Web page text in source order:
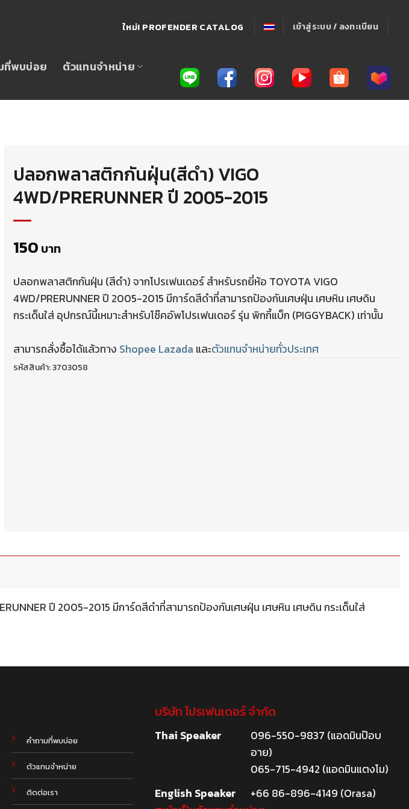
ใหม่! PROFENDER CATALOG เข้าสู่ระบบ / ลงทะเบียน
ที่พบบ่อย
ตัวแทนจำหน่าย
ปลอกพลาสติกกันฝุ่น(สีดำ) VIGO
4WD/PRERUNNER ปี 2005-2015
150 บาท
ปลอกพลาสติกกันฝุ่น (สีดำ) จากโปรเฟนเดอร์ สำหรับรถยี่ห้อ TOYOTA VIGO
4WD/PRERUNNER ปี 2005-2015 มีการ์ดสีดำที่สามารถป้องกันเศษฝุ่น เศษหิน เศษดิน
กระเด็นใส่ อุปกรณ์นี้เหมาะสำหรับโช๊คอัพโปรเฟนเดอร์ รุ่น พิกกี้แบ็ก (PIGGYBACK) เท่านั้น
สามารถสั่งซื้อได้แล้วทาง Shopee Lazada และตัวแทนจำหน่ายทั่วประเทศ
รหัสสินค้า:3703058
ปี 2005-2015 มีการ์ดสีดำที่สามารถป้องกันเศษฝุ่น เศษหิน เศษดิน กระเด็นใส่
คำถามที่พบบ่อย
ตัวแทนจำหน่าย
ติดต่อเรา
บริษัท โปรเฟนเดอร์ จำกัด
Thai Speaker
096-550-9837 (แอดมินป๊อบ
อาย)
065-715-4942 (แอดมินแตงโม)
English Speaker
+66 86-896-4149 (Orasa)